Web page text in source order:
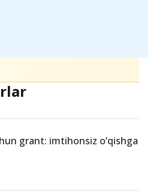
grant: imtihonsiz o‘qishga